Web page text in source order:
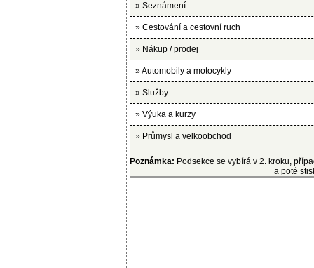
» Seznámení
» Cestování a cestovní ruch
» Nákup / prodej
»Automobily a motocykly
» Služby
» Výuka a kurzy
» Průmysl a velkoobchod
Poznámka: Podsekce se vybírá v 2. kroku,
a poté